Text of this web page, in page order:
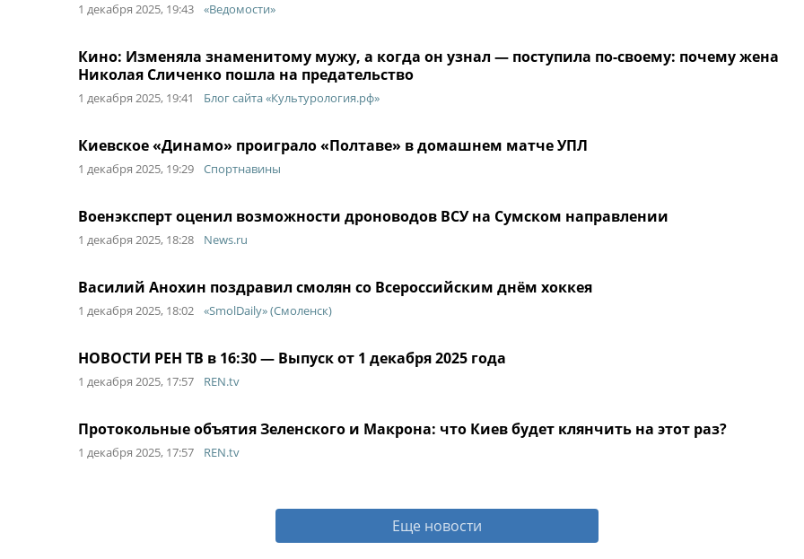
1 декабря 2025, 19:43 «Ведомости»
Кино: Изменяла знаменитому мужу, а когда он узнал — поступила по-своему: почему жена
Николая Сличенко пошла на предательство
1 декабря 2025, 19:41 Блог сайта «Культурология.рф»
Киевское «Динамо» проиграло «Полтаве» в домашнем матче УПЛ
1 декабря 2025, 19:29 Спортнавины
Военэксперт оценил возможности дроноводов ВСУ на Сумском направлении
1 декабря 2025, 18:28 News.ru
Василий Анохин поздравил смолян со Всероссийским днём хоккея
1 декабря 2025, 18:02 «SmolDaily» (Смоленск)
НОВОСТИ РЕН ТВ в 16:30 — Выпуск от 1 декабря 2025 года
1 декабря 2025, 17:57 REN.tv
Протокольные объятия Зеленского и Макрона: что Киев будет клянчить на этот раз?
1 декабря 2025, 17:57 REN.tv
Еще новости